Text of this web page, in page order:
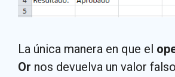
La única manera en que el
Or nos devuelva un valor